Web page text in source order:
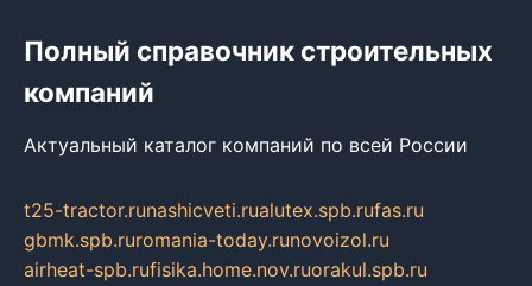
Полный справочник строительных
компаний
Актуальный каталог компаний по всей России
t25-tractor.runashicveti.rualutex.spb.rufas.ru
gbmk.spb.ruromania-today.runovoizol.ru
airheat-spb.rufisika.home.nov.ruorakul.spb.ru